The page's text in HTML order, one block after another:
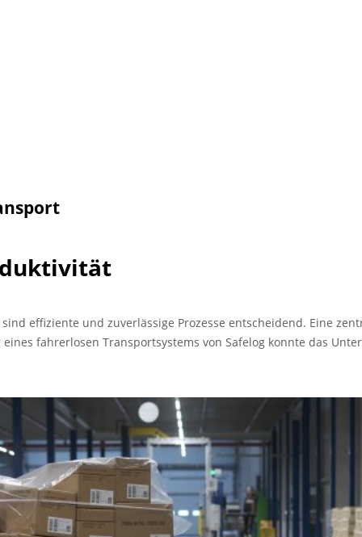
effiziente und zuverlässige Prozesse entscheidend. Eine
fahrerlosen Transportsystems von Safelog konnte das